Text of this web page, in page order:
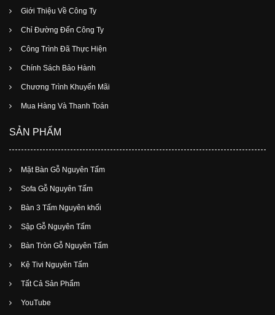
Giới Thiệu Về Công Ty
Chỉ Đường Đến Công Ty
Công Trình Đã Thực Hiện
Chính Sách Bảo Hành
Chương Trình Khuyến Mãi
Mua Hàng Và Thanh Toán
SẢN PHẨM
Mặt Bàn Gỗ Nguyên Tấm
Sofa Gỗ Nguyên Tấm
Bàn 3 Tấm Nguyên khối
Sập Gỗ Nguyên Tấm
Bàn Tròn Gỗ Nguyên Tấm
Kệ Tivi Nguyên Tấm
Tất Cả Sản Phẩm
YouTube